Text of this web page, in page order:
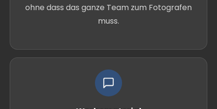
ohne dass das ganze Team zum Fotografen
muss.